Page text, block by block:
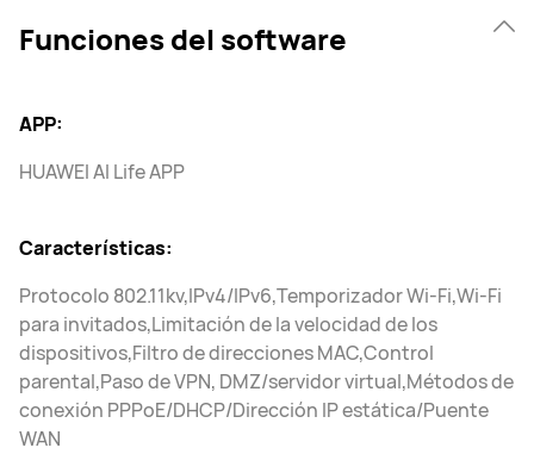
Funciones del software
APP:
HUAWEI AI Life APP
Características:
Protocolo 802.11kv,IPv4/IPv6,Temporizador Wi-Fi,Wi-Fi
para invitados,Limitación de la velocidad de los
dispositivos,Filtro de direcciones MAC,Control
parental,Paso de VPN, DMZ/servidor virtual,Métodos de
conexión PPPoE/DHCP/Dirección IP estática/Puente
WAN